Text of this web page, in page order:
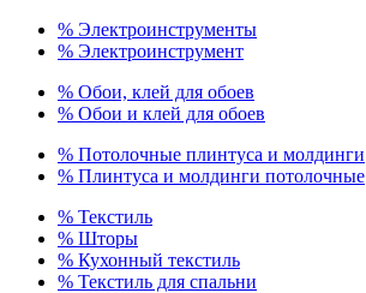
% Электроинструменты
% Электроинструмент
% Обои, клей для обоев
% Обои и клей для обоев
% Потолочные плинтуса и молдинги
% Плинтуса и молдинги потолочные
% Текстиль
% Шторы
% Кухонный текстиль
% Текстиль для спальни